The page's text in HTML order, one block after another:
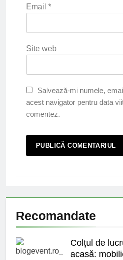
Email *
Site web
Salvează-mi numele,
acest navigator pentru data
comentez.
Recomandate
Colțul de
acasă: